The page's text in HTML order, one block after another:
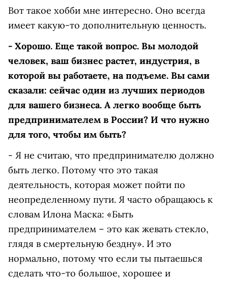
Вот такое хобби мне интересно. Оно всегда
имеет какую-то дополнительную ценность.
- Хорошо. Еще такой вопрос. Вы молодой
человек, ваш бизнес растет, индустрия, в
которой вы работаете, на подъеме. Вы сами
сказали: сейчас один из лучших периодов
для вашего бизнеса. А легко вообще быть
предпринимателем в России? И что нужно
для того, чтобы им быть?
- Я не считаю, что предпринимателю должно
быть легко. Потому что это такая
деятельность, которая может пойти по
неопределенному пути. Я часто обращаюсь к
словам Илона Маска: «Быть
предпринимателем – это как жевать стекло,
глядя в смертельную бездну». И это
нормально, потому что если ты пытаешься
сделать что-то большое, хорошее и